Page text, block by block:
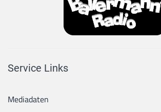
Service Links
Mediadaten